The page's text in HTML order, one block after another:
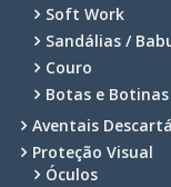
Soft Work
Sandálias /
Couro
Botas e Botinas
Aventais
Proteção Visual
Óculos